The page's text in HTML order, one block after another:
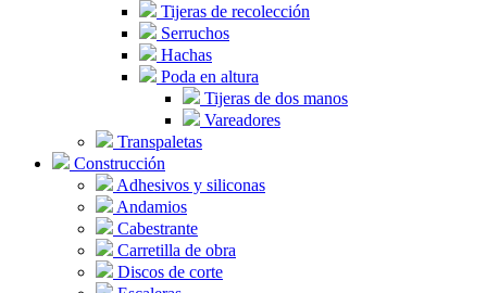
Tijeras de recolección
Serruchos
Hachas
Poda en altura
Tijeras de dos manos
Vareadores
Transpaletas
Construcción
Adhesivos y siliconas
Andamios
Cabestrante
Carretilla de obra
Discos de corte